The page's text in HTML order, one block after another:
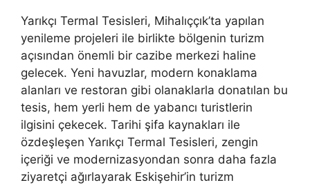
Yarıkçı Termal Tesisleri, Mihalıççık’ta yapılan
yenileme projeleri ile birlikte bölgenin turizm
açısından önemli bir cazibe merkezi haline
gelecek. Yeni havuzlar, modern konaklama
alanları ve restoran gibi olanaklarla donatılan bu
tesis, hem yerli hem de yabancı turistlerin
ilgisini çekecek. Tarihi şifa kaynakları ile
özdeşleşen Yarıkçı Termal Tesisleri, zengin
içeriği ve modernizasyondan sonra daha fazla
ziyaretçi ağırlayarak Eskişehir’in turizm